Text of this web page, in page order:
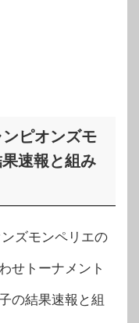
ンピオンズモ
速報と組み
ズモンペリエの
せトーナメント
の結果速報と組